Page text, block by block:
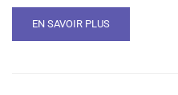
EN SAVOIR PLUS